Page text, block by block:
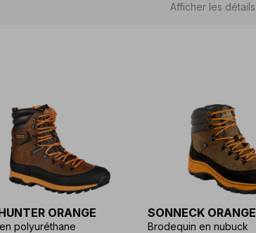
Afficher les détails
ORANGE
polyuréthane
SONNECK ORANGE
Brodequin en nubuck